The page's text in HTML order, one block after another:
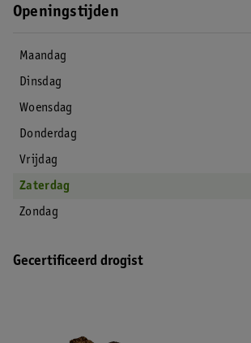
Openingstijden
Maandag
Dinsdag
Woensdag
Donderdag
Vrijdag
Zaterdag
Zondag
Gecertificeerd drogist